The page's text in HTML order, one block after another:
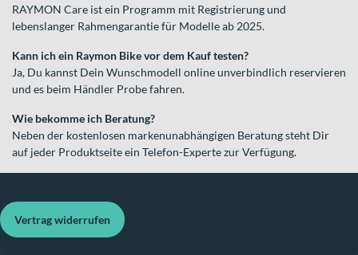
RAYMON Care ist ein Programm mit Registrierung und
lebenslanger Rahmengarantie für Modelle ab 2025.
Kann ich ein Raymon Bike vor dem Kauf testen?
Ja, Du kannst Dein Wunschmodell online unverbindlich reservieren
und es beim Händler Probe fahren.
Wie bekomme ich Beratung?
Neben der kostenlosen markenunabhängigen Beratung steht Dir
auf jeder Produktseite ein Telefon-Experte zur Verfügung.
Vertrag widerrufen